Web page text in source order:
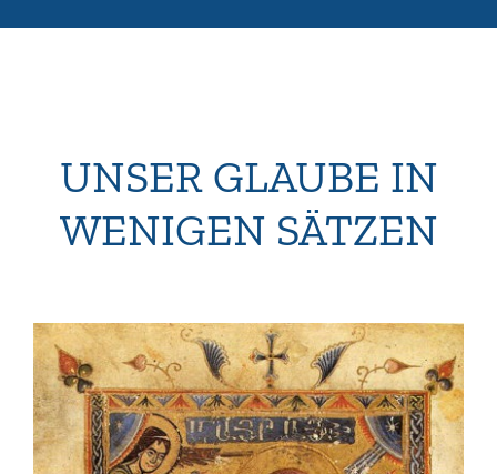
UNSER GLAUBE IN
WENIGEN SÄTZEN